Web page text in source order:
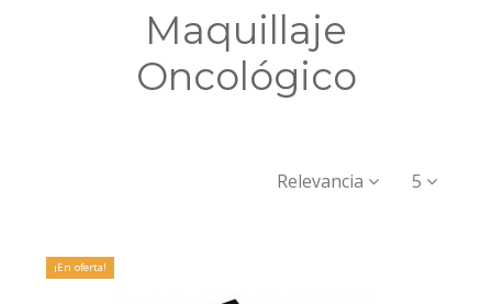
Maquillaje
Oncológico
Relevancia 5
¡En oferta!